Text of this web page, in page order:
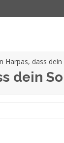
Harpas, dass dein
dein